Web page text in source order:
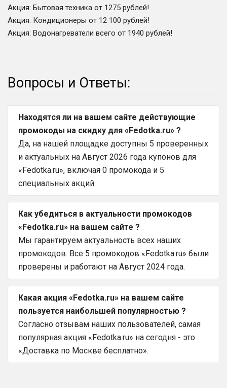
Акция: Бытовая техника от 1275 рублей!
Акция: Кондиционеры от 12 100 рублей!
Акция: Водонагреватели всего от 1940 рублей!
Вопросы и Ответы:
Находятся ли на вашем сайте действующие
промокоды на скидку для «Fedotka.ru» ?
Да, на нашей площадке доступны 5 проверенных
и актуальных на Август 2026 года купонов для
«Fedotka.ru», включая 0 промокода и 5
специальных акций.
Как убедиться в актуальности промокодов
«Fedotka.ru» на вашем сайте ?
Мы гарантируем актуальность всех наших
промокодов. Все 5 промокодов «Fedotka.ru» были
проверены и работают на Август 2024 года.
Какая акция «Fedotka.ru» на вашем сайте
пользуется наибольшей популярностью ?
Согласно отзывам наших пользователей, самая
популярная акция «Fedotka.ru» на сегодня - это
«Доставка по Москве бесплатно».